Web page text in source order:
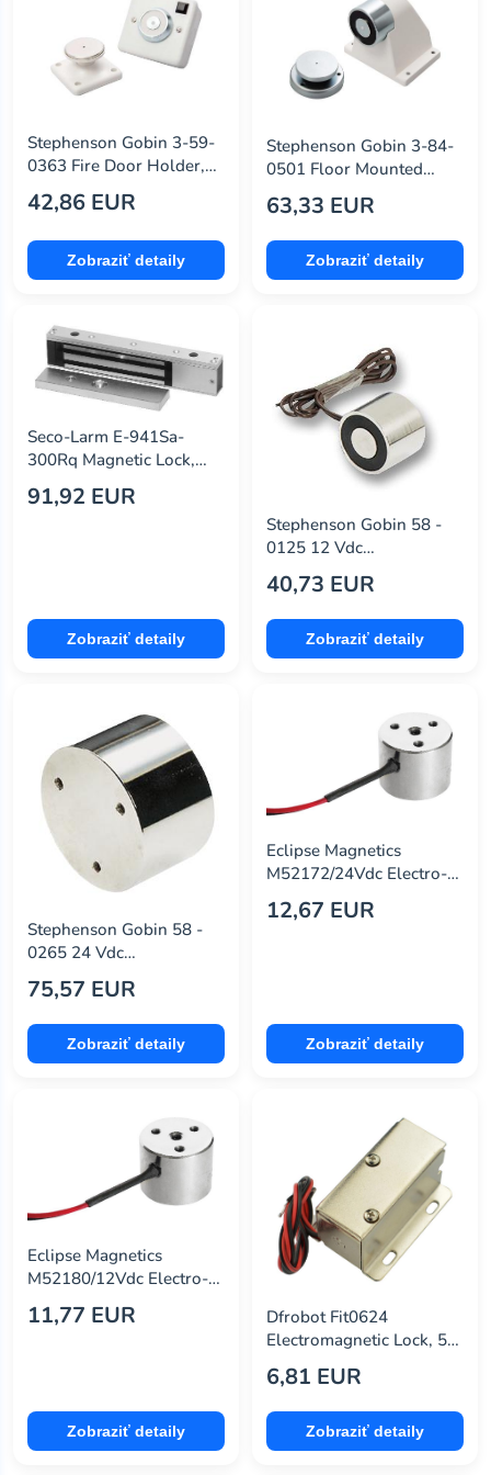
Stephenson Gobin 3-59-
0363 Fire Door Holder,
200N, 230V, 1.15W
42,86 EUR
Zobraziť detaily
Stephenson Gobin 3-84-
0501 Floor Mounted
Door Holder, 500N, 24V
63,33 EUR
Zobraziť detaily
Seco-Larm E-941Sa-
300Rq Magnetic Lock,
Indoor, 24Vdc, 300Lb
91,92 EUR
Zobraziť detaily
Stephenson Gobin 58 -
0125 12 Vdc
Electromagnet, Type 58
40,73 EUR
Zobraziť detaily
Stephenson Gobin 58 -
0265 24 Vdc
Electromagnet, Type 58
75,57 EUR
Zobraziť detaily
Eclipse Magnetics
M52172/24Vdc Electro-
Holding Magnet, 24V,
15Kg
12,67 EUR
Zobraziť detaily
Eclipse Magnetics
M52180/12Vdc Electro-
Holding Magnet, 12V,
5.2Kg
11,77 EUR
Zobraziť detaily
Dfrobot Fit0624
Electromagnetic Lock, 5V,
0.1Kg
6,81 EUR
Zobraziť detaily